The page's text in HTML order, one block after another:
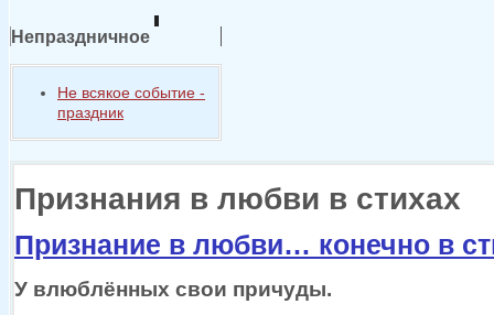
Непраздничное
Не всякое событие -
праздник
Признания в любви в стихах
Признание в любви… конечно в
У влюблённых свои причуды.